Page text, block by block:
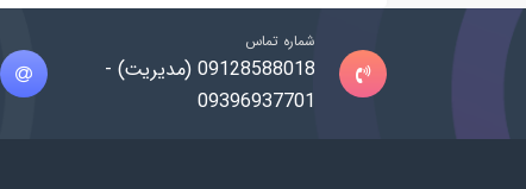
شماره تماس
09128588018 (مدیریت) -
09396937701